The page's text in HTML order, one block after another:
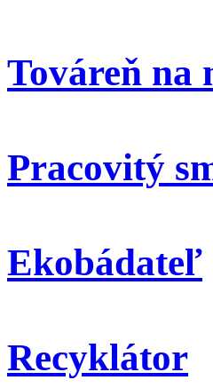
Továreň na
Pracovitý
Ekobádateľ
Recyklátor